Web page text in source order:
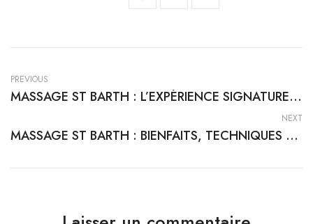
PREVIOUS
MASSAGE ST BARTH : L’EXPÉRIENCE SIGNATURE DES CARAÏBES
NEXT
MASSAGE ST BARTH : BIENFAITS, TECHNIQUES ET SECRETS CARIBÉENS